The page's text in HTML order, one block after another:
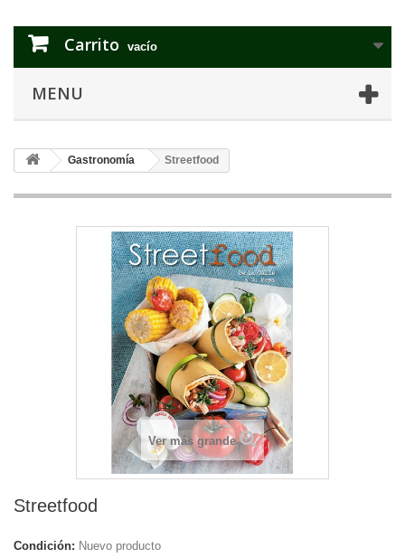
Carrito vacío
MENU
Gastronomía Streetfood
Ver más grande
Streetfood
Condición: Nuevo producto